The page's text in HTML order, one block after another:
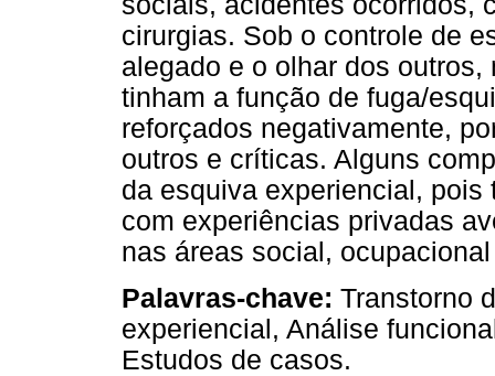
cirurgias. Sob o controle de
alegado e o olhar dos
tinham a função de fuga/
reforçados negativamente,
outros e críticas. Alguns
da esquiva experiencial,
com experiências privadas
nas áreas social,
Palavras-chave: Transtorno
experiencial, Análise
Estudos de casos.